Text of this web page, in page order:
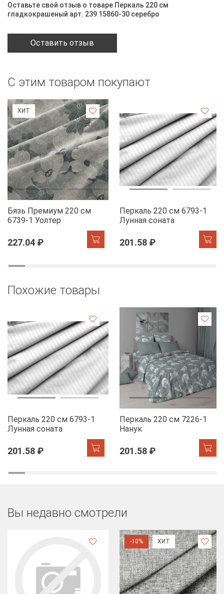
Оставьте свой отзыв о товаре Перкаль 220 см
гладкокрашеный арт. 239 15860-30 серебро
Оставить отзыв
С этим товаром покупают
ХИТ
Бязь Премиум 220 см
6739-1 Уолтер
227.04 ₽
Перкаль 220 см 6793-1
Лунная соната
201.58 ₽
Похожие товары
Перкаль 220 см 6793-1
Лунная соната
201.58 ₽
Перкаль 220 см 7226-1
Нанук
201.58 ₽
Вы недавно смотрели
-10% ХИТ